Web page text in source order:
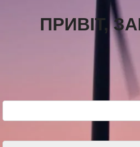
ПРИВІТ,